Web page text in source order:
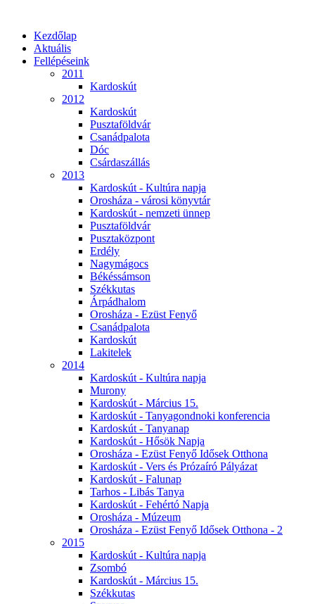
Kezdőlap
Aktuális
Fellépéseink
2011
Kardoskút
2012
Kardoskút
Pusztaföldvár
Csanádpalota
Dóc
Csárdaszállás
2013
Kardoskút - Kultúra napja
Orosháza - városi könyvtár
Kardoskút - nemzeti ünnep
Pusztaföldvár
Pusztaközpont
Erdély
Nagymágocs
Békéssámson
Székkutas
Árpádhalom
Orosháza - Ezüst Fenyő
Csanádpalota
Kardoskút
Lakitelek
2014
Kardoskút - Kultúra napja
Murony
Kardoskút - Március 15.
Kardoskút - Tanyagondnoki konferencia
Kardoskút - Tanyanap
Kardoskút - Hősök Napja
Orosháza - Ezüst Fenyő Idősek Otthona
Kardoskút - Vers és Prózaíró Pályázat
Kardoskút - Falunap
Tarhos - Libás Tanya
Kardoskút - Fehértó Napja
Orosháza - Múzeum
Orosháza - Ezüst Fenyő Idősek Otthona - 2
2015
Kardoskút - Kultúra napja
Zsombó
Kardoskút - Március 15.
Székkutas